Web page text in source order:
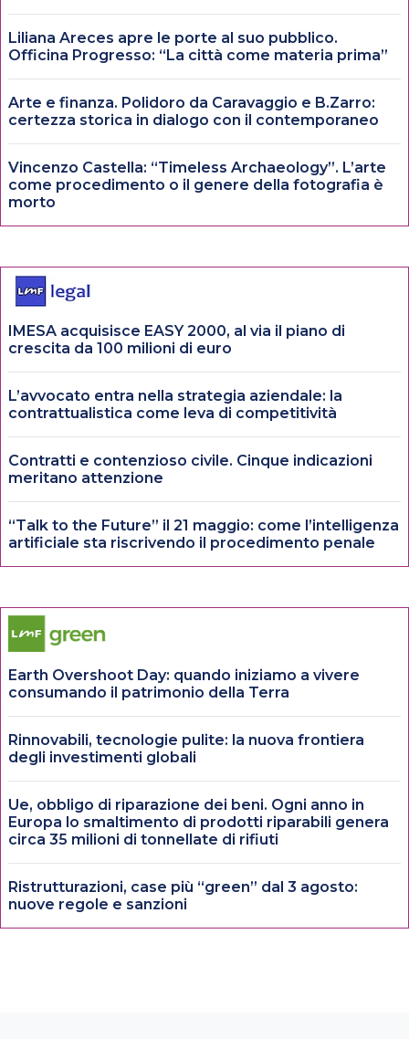
Liliana Areces apre le porte al suo pubblico.
Officina Progresso: “La città come materia prima”
Arte e finanza. Polidoro da Caravaggio e B.Zarro:
certezza storica in dialogo con il contemporaneo
Vincenzo Castella: “Timeless Archaeology”. L’arte
come procedimento o il genere della fotografia è
morto
IMESA acquisisce EASY 2000, al via il piano di
crescita da 100 milioni di euro
L’avvocato entra nella strategia aziendale: la
contrattualistica come leva di competitività
Contratti e contenzioso civile. Cinque indicazioni
meritano attenzione
“Talk to the Future” il 21 maggio: come l’intelligenza
artificiale sta riscrivendo il procedimento penale
Earth Overshoot Day: quando iniziamo a vivere
consumando il patrimonio della Terra
Rinnovabili, tecnologie pulite: la nuova frontiera
degli investimenti globali
Ue, obbligo di riparazione dei beni. Ogni anno in
Europa lo smaltimento di prodotti riparabili genera
circa 35 milioni di tonnellate di rifiuti
Ristrutturazioni, case più “green” dal 3 agosto:
nuove regole e sanzioni